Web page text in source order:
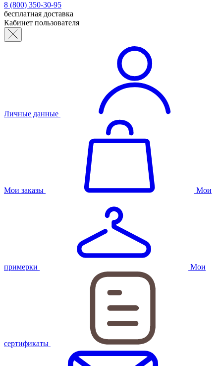
8 (800) 350-30-95
бесплатная доставка
Кабинет пользователя
Личные данные
Мои заказы Мои
примерки Мои
сертификаты